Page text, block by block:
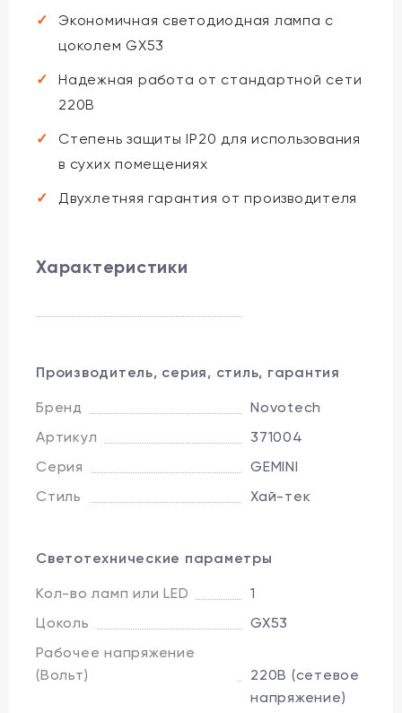
Экономичная светодиодная лампа с
цоколем GX53
Надежная работа от стандартной сети
220В
Степень защиты IP20 для использования
в сухих помещениях
Двухлетняя гарантия от производителя
Характеристики
Производитель, серия, стиль, гарантия
Бренд
Novotech
Артикул
371004
Серия
GEMINI
Стиль
Хай-тек
Светотехнические параметры
Кол-во ламп или LED
1
Цоколь
GX53
Рабочее напряжение
(Вольт)
220В (сетевое
напряжение)